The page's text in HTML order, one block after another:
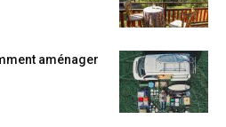
aménager